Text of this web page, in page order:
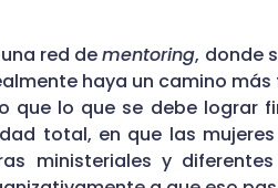
red dementoring, donde
haya un camino
que lo que se debe lograr
total, en que las
ministeriales y